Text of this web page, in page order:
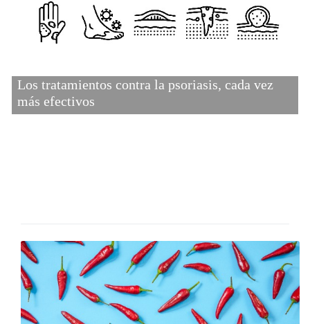
Los tratamientos contra la psoriasis, cada vez
más efectivos